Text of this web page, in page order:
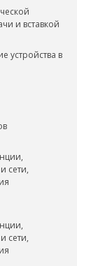
и вставкой
устройства в
сети,
сети,